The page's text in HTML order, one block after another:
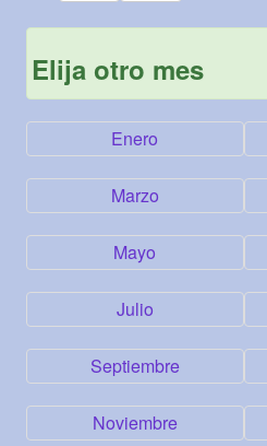
Elija otro mes
Enero
Marzo
Mayo
Julio
Septiembre
Noviembre